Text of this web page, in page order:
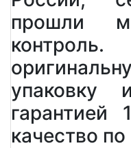
прошли
упаковку
качество